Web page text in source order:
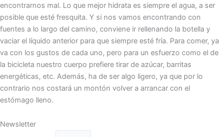
encontrarnos mal. Lo que mejor hidrata es siempre el agua, a ser
posible que esté fresquita. Y si nos vamos encontrando con
fuentes a lo largo del camino, conviene ir rellenando la botella y
vaciar el líquido anterior para que siempre esté fría. Para comer, ya
va con los gustos de cada uno, pero para un esfuerzo como el de
la bicicleta nuestro cuerpo prefiere tirar de azúcar, barritas
energéticas, etc. Además, ha de ser algo ligero, ya que por lo
contrario nos costará un montón volver a arrancar con el
estómago lleno.
Newsletter